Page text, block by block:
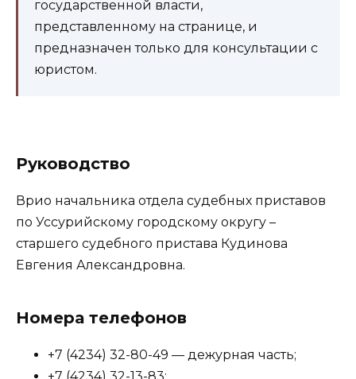
государственной власти,
представленному на странице, и
предназначен только для консультации с
юристом.
Руководство
Врио начальника отдела судебных приставов
по Уссурийскому городскому округу –
старшего судебного пристава Кудинова
Евгения Александровна.
Номера телефонов
+7 (4234) 32-80-49 — дежурная часть;